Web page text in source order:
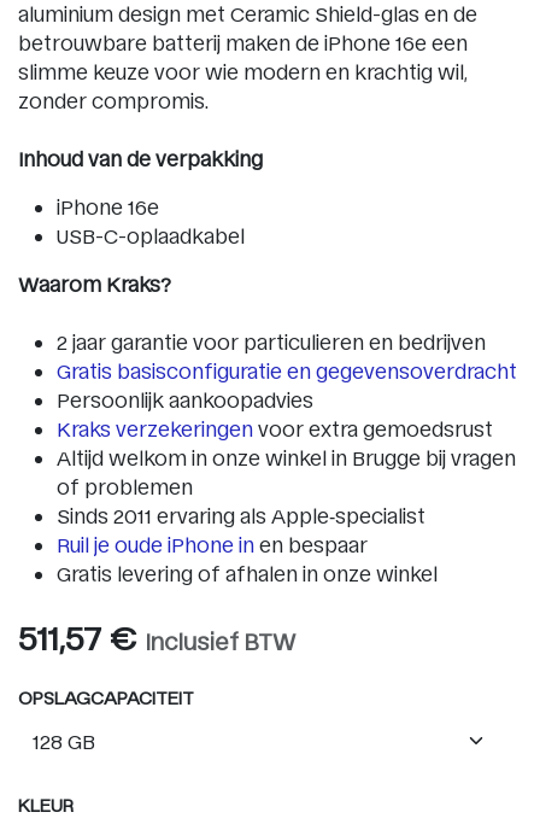
aluminium design met Ceramic Shield-glas en de
betrouwbare batterij maken de iPhone 16e een
slimme keuze voor wie modern en krachtig wil,
zonder compromis.
Inhoud van de verpakking
iPhone 16e
USB-C-oplaadkabel
Waarom Kraks?
2 jaar garantie voor particulieren en bedrijven
Gratis basisconfiguratie en gegevensoverdracht
Persoonlijk aankoopadvies
Kraks verzekeringen voor extra gemoedsrust
Altijd welkom in onze winkel in Brugge bij vragen
of problemen
Sinds 2011 ervaring als Apple‑specialist
Ruil je oude iPhone in en bespaar
Gratis levering of afhalen in onze winkel
511,57 € Inclusief BTW
OPSLAGCAPACITEIT
KLEUR